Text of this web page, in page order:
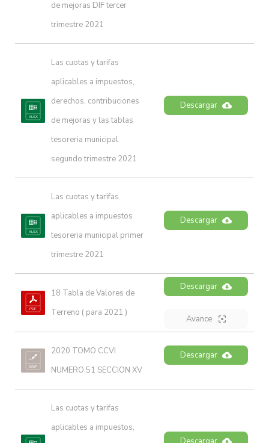
de mejoras DIF tercer
trimestre 2021
Las cuotas y tarifas
aplicables a impuestos,
derechos, contribuciones
de mejoras y las tablas
tesoreria municipal
segundo trimestre 2021
Descargar
Las cuotas y tarifas
aplicables a impuestos
tesoreria municipal primer
trimestre 2021
Descargar
18 Tabla de Valores de
Terreno ( para 2021 )
Descargar
Avance
2020 TOMO CCVI
NUMERO 51 SECCION XV
Descargar
Las cuotas y tarifas
aplicables a impuestos,